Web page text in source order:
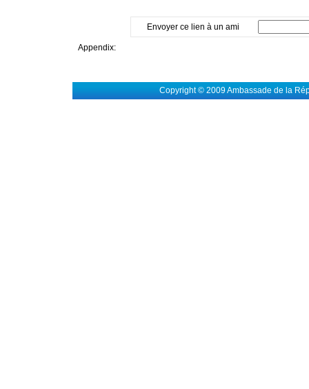
Envoyer ce lien à un ami
Appendix:
Copyright © 2009 Ambassade de la